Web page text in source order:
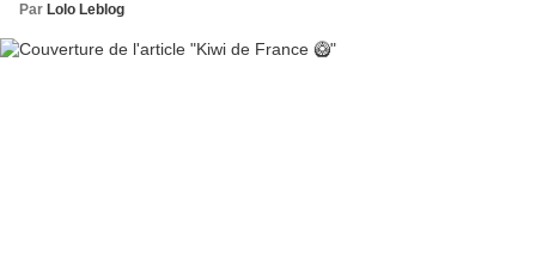
Par Lolo Leblog